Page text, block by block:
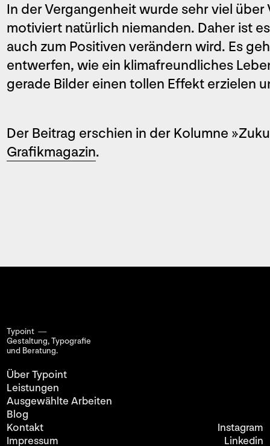
In der Vergangenheit wurde sehr viel
motiviert natürlich niemanden. Daher ist
auch zum Positiven verändern wird. Es
entwerfen, wie ein klimafreundliches
gerade Bilder einen tollen Effekt erzielen
Der Beitrag erschien in der Kolumne
Grafikmagazin.
Typoint —
Gestaltung, Typografie
und Beratung.
Über Typoint
Leistungen
Ausgewählte Arbeiten
Blog
Kontakt
Impressum
Instagram
Linkedin